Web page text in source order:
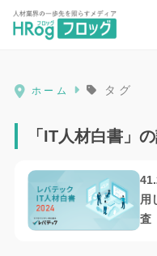
HRog | 人材業界
ホーム タグ
「IT人材白書」
用
査